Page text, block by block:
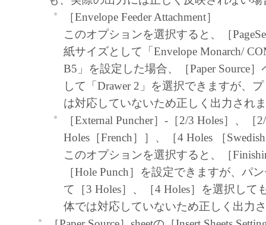
CONDITIONS OF THIS AGREEMENT, DO
SOFTWARE.
1. GRANT OF LICENSE
Canon grants you a personal, limited and non-
use ("use" as used herein shall include storing,
accessing, executing or displaying) the
use with Products only on computers directly
connected to the Products (the "Designated
You may allow other users of other computers
Designated Computer to use the SOFTWARE,
must assure that all such users shall abide by
Agreement and shall be subject to restrictions
borne by you hereunder.
［Envelope Feeder Attachment］
このオプションを選択すると、［
紙サイズとして「Envelope Monarch/
B5」を設定した場合、［Paper Source
して「Drawer 2」を選択できますが、
は対応していないため正しく出力され
［External Puncher］-［2/3 Holes］、［
Holes［French］］、［4 Holes ［
このオプションを選択すると、［
［Hole Punch］を設定できますが、パ
て［3 Holes］、［4 Holes］を選択して
体では対応していないため正しく出力